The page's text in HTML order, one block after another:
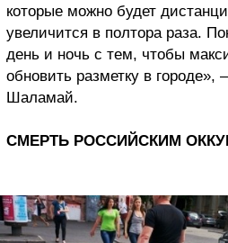
которые можно будет
увеличится в полтора раза.
день и ночь с тем, чтобы
обновить разметку в городе»,
Шаламай.
СМЕРТЬ РОССИЙСКИМ